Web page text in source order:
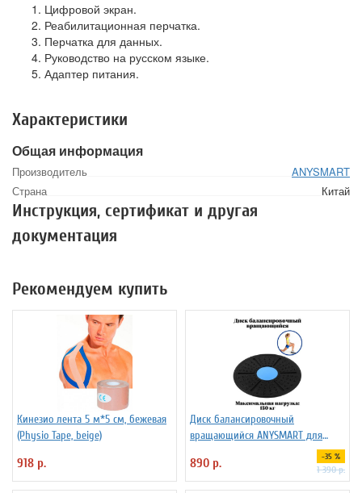
Цифровой экран.
Реабилитационная перчатка.
Перчатка для данных.
Руководство на русском языке.
Адаптер питания.
Характеристики
Общая информация
Производитель
ANYSMART
Страна
Китай
Инструкция, сертификат и другая
документация
Рекомендуем купить
Кинезио лента 5 м*5 см, бежевая
(Physio Tape, beige)
918 р.
Диск балансировочный
вращающийся ANYSMART для
890 р. -35 %
1 390 р.